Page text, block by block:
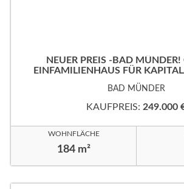
NEUER PREIS -BAD MÜNDER!
EINFAMILIENHAUS FÜR
EVORZUGTER
BAD MÜNDER
KAUFPREIS: 249.000
WOHNFLÄCHE
184 m²